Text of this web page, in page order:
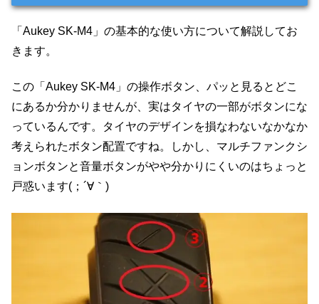
「Aukey SK-M4」の基本的な使い方について解説してお
きます。
この「Aukey SK-M4」の操作ボタン、パッと見るとどこ
にあるか分かりませんが、実はタイヤの一部がボタンにな
っているんです。タイヤのデザインを損なわないなかなか
考えられたボタン配置ですね。しかし、マルチファンクシ
ョンボタンと音量ボタンがやや分かりにくいのはちょっと
戸惑います(；´∀｀)